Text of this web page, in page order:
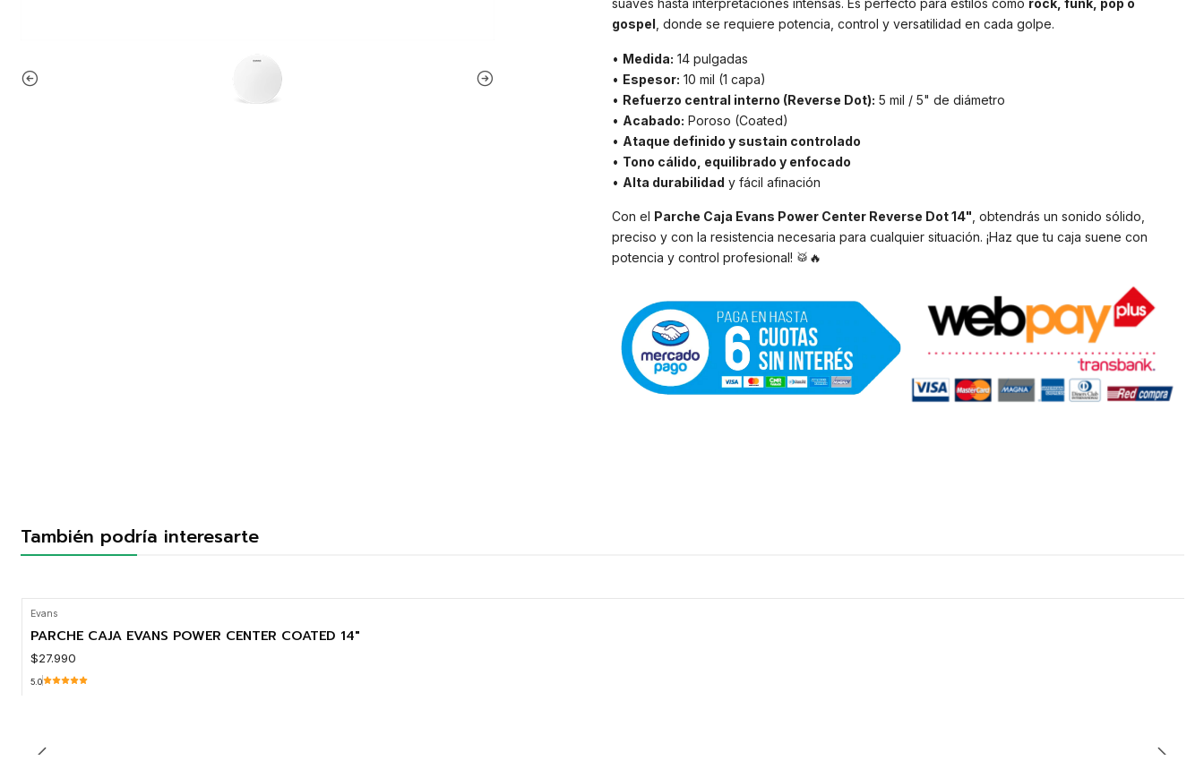
suaves hasta interpretaciones intensas. Es perfecto para estilos como rock, funk, pop o
gospel , donde se requiere potencia, control y versatilidad en cada golpe.
• Medida: 14 pulgadas
• Espesor: 10 mil (1 capa)
• Refuerzo central interno (Reverse Dot): 5 mil / 5" de diámetro
• Acabado: Poroso (Coated)
• Ataque definido y sustain controlado
• Tono cálido, equilibrado y enfocado
• Alta durabilidad y fácil afinación
Con el Parche Caja Evans Power Center Reverse Dot 14", obtendrás un sonido sólido,
preciso y con la resistencia necesaria para cualquier situación. ¡Haz que tu caja suene con
potencia y control profesional! 🥁🔥
También podría interesarte
Evans
PARCHE CAJA EVANS POWER CENTER COATED 14"
$27.990
5.0